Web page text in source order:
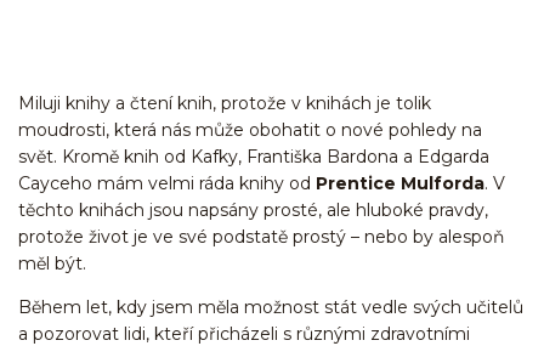
Miluji knihy a čtení knih, protože v knihách je tolik
moudrosti, která nás může obohatit o nové pohledy na
svět. Kromě knih od Kafky, Františka Bardona a Edgarda
Cayceho mám velmi ráda knihy od Prentice Mulforda. V
těchto knihách jsou napsány prosté, ale hluboké pravdy,
protože život je ve své podstatě prostý – nebo by alespoň
měl být.
Během let, kdy jsem měla možnost stát vedle svých učitelů
a pozorovat lidi, kteří přicházeli s různými zdravotními